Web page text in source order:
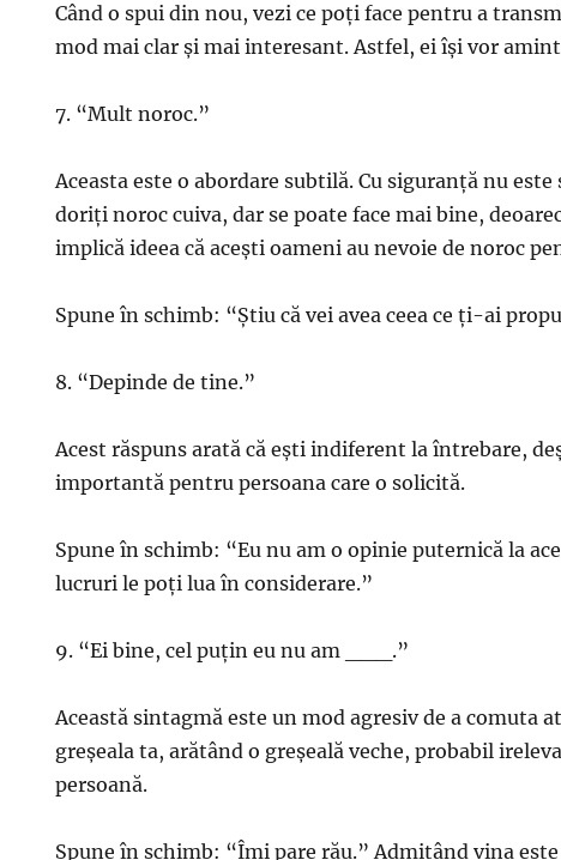
Când o spui din nou, vezi ce poți face pentru a
mod mai clar și mai interesant. Astfel, ei își vor
7. “Mult noroc.”
Aceasta este o abordare subtilă. Cu siguranță nu
doriți noroc cuiva, dar se poate face mai bine,
implică ideea că acești oameni au nevoie de noroc
Spune în schimb: “Știu că vei avea ceea ce ți-ai
8. “Depinde de tine.”
Acest răspuns arată că ești indiferent la întrebare,
importantă pentru persoana care o solicită.
Spune în schimb: “Eu nu am o opinie puternică la
lucruri le poți lua în considerare.”
9. “Ei bine, cel puțin eu nu am ___.”
Această sintagmă este un mod agresiv de a comuta
greșeala ta, arătând o greșeală veche, probabil
persoană.
Spune în schimb: “Îmi pare rău.” Admițând vina